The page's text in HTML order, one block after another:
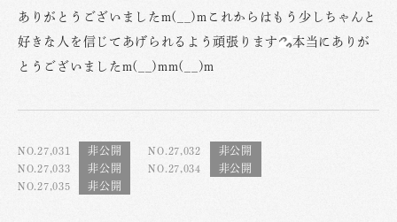
ありがとうございましたm(__)mこれからはもう少しちゃんと
好きな人を信じてあげられるよう頑張ります
本当にありが
とうございましたm(__)mm(__)m
NO.27,031
NO.27,032
NO.27,033
NO.27,034
NO.27,035